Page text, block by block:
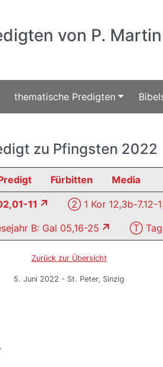
von P.
thematische Predigten
zu Pfingsten 2022
Fürbitten Media
11
② 1 Kor 12,3b-7.12-
B: Gal 05,16-25
Ⓣ
Zurück zur Übersicht
5. Juni 2022 - St. Peter, Sinzig